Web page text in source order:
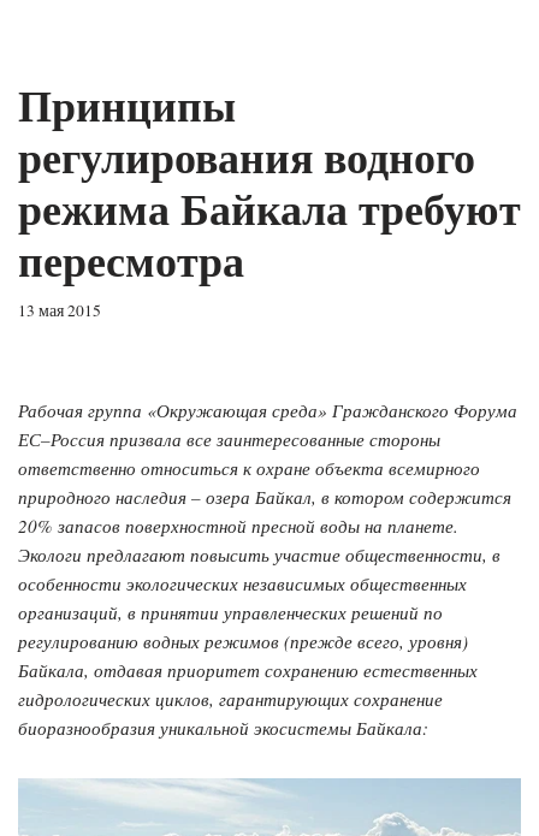
Принципы
регулирования водного
режима Байкала требуют
пересмотра
13 мая 2015
Рабочая группа «Окружающая среда» Гражданского Форума
ЕС–Россия призвала все заинтересованные стороны
ответственно относиться к охране объекта всемирного
природного наследия – озера Байкал, в котором содержится
20% запасов поверхностной пресной воды на планете.
Экологи предлагают повысить участие общественности, в
особенности экологических независимых общественных
организаций, в принятии управленческих решений по
регулированию водных режимов (прежде всего, уровня)
Байкала, отдавая приоритет сохранению естественных
гидрологических циклов, гарантирующих сохранение
биоразнообразия уникальной экосистемы Байкала: